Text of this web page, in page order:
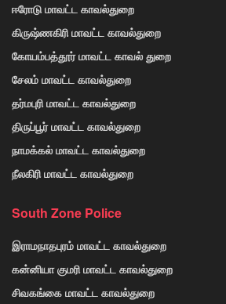
ஈரோடு மாவட்ட காவல்துறை
கிருஷ்ணகிரி மாவட்ட காவல்துறை
கோயம்பத்தூர் மாவட்ட காவல் துறை
சேலம் மாவட்ட காவல்துறை
தர்மபுரி மாவட்ட காவல்துறை
திருப்பூர் மாவட்ட காவல்துறை
நாமக்கல் மாவட்ட காவல்துறை
நீலகிரி மாவட்ட காவல்துறை
South Zone Police
இராமநாதபுரம் மாவட்ட காவல்துறை
கன்னியா குமரி மாவட்ட காவல்துறை
சிவகங்கை மாவட்ட காவல்துறை